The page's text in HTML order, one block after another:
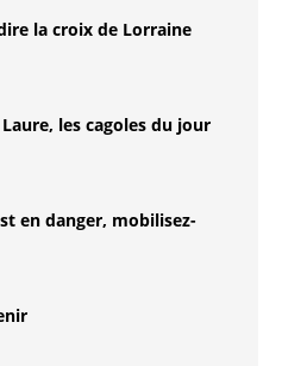
la croix de Lorraine
les cagoles du jour
en danger, mobilisez-